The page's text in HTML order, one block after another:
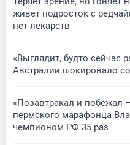
живет подросток с
нет лекарств
«Выглядит, будто сейчас
Австралии шокировало
«Позавтракал и побежал
пермского марафонца
чемпионом РФ 35 раз